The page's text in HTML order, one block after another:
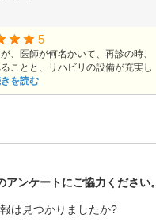
び
アンケートにご協力ください。
は見つかりましたか?
5
、医師が何名かいて、再診の時、
ことと、リハビリの設備が充実し
を読む